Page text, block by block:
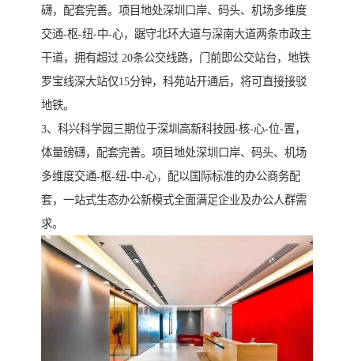
礴，配套完善。项目地处深圳口岸、码头、机场多维度
交通-枢-纽-中-心，踞守北环大道与深南大道两条市政主
干道，拥有超过 20条公交线路，门前即公交站台，地铁
罗宝线深大站仅15分钟，科苑站开通后，将可直接接驳
地铁。
3、科兴科学园三期位于深圳高新科技园-核-心-位-置，
体量磅礴，配套完善。项目地处深圳口岸、码头、机场
多维度交通-枢-纽-中-心，配以国际标准的办公商务配
套，一站式生态办公新模式全面满足企业及办公人群需
求。